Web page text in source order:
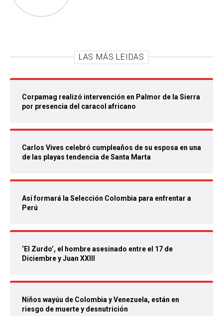
LAS MÁS LEIDAS
Corpamag realizó intervención en Palmor de la Sierra
por presencia del caracol africano
Carlos Vives celebró cumpleaños de su esposa en una
de las playas tendencia de Santa Marta
Así formará la Selección Colombia para enfrentar a
Perú
‘El Zurdo’, el hombre asesinado entre el 17 de
Diciembre y Juan XXIII
Niños wayúu de Colombia y Venezuela, están en
riesgo de muerte y desnutrición